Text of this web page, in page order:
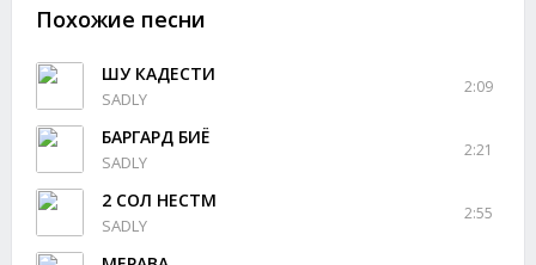
Похожие песни
ШУ КАДЕСТИ
SADLY
2:09
БАРГАРД БИЁ
SADLY
2:21
2 СОЛ НЕСТМ
SADLY
2:55